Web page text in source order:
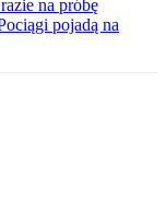
na próbę
pojadą na